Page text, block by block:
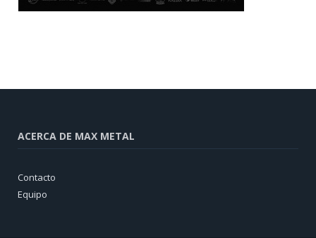
ACERCA DE MAX METAL
Contacto
Equipo